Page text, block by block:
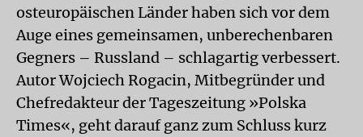
osteuropäischen Länder haben sich vor dem
Auge eines gemeinsamen, unberechenbaren
Gegners – Russland – schlagartig verbessert.
Autor Wojciech Rogacin, Mitbegründer und
Chefredakteur der Tageszeitung »Polska
Times«, geht darauf ganz zum Schluss kurz